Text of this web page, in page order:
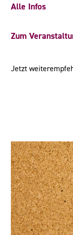
Alle Infos
Zum
Jetzt